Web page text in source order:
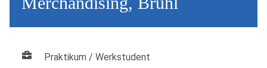
Praktikum / Werkstudent